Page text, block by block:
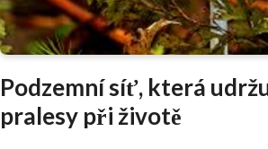
Podzemní síť, která
pralesy při životě